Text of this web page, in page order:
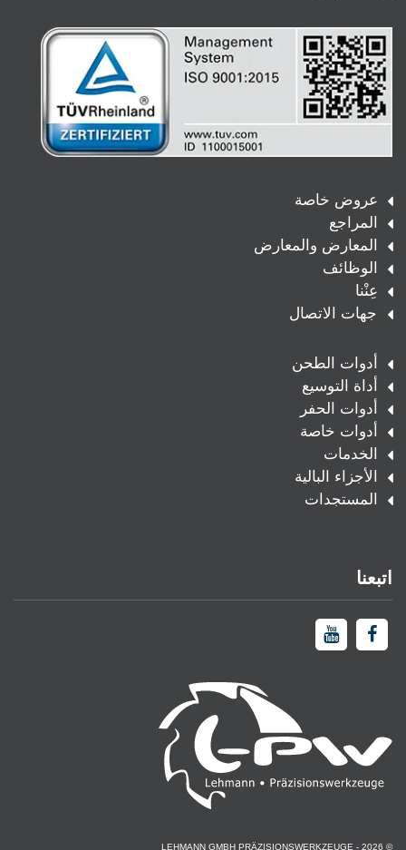
عروض خاصة
المراجع
المعارض والمعارض
الوظائف
عِنْنا
جهات الاتصال
أدوات الطحن
أداة التوسيع
أدوات الحفر
أدوات خاصة
الخدمات
الأجزاء البالية
المستجدات
اتبعنا
© LEHMANN GMBH PRÄZISIONSWERKZEUGE - 2026